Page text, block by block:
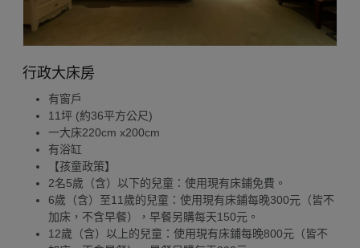
行政大床房
有窗戶
11坪 (約36平方公尺)
一大床220cm x200cm
有浴缸
【孩童政策】
2名5歲（含）以下的兒童：使用現有床鋪免費。
6歲（含）至11歲的兒童：使用現有床鋪每晚300元（皆不
加床，不含早餐），早餐另購每天150元。
12歲（含）以上的兒童：使用現有床鋪每晚800元（皆不